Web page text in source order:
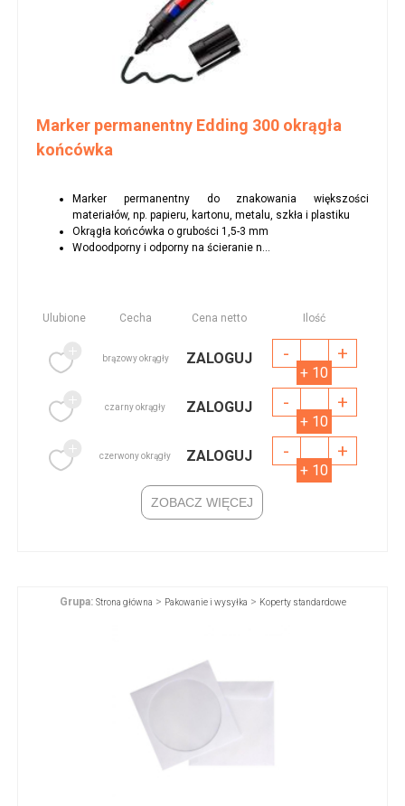
Marker permanentny Edding 300 okrągła
końcówka
Marker permanentny do znakowania większości
materiałów, np. papieru, kartonu, metalu, szkła i plastiku
Okrągła końcówka o grubości 1,5-3 mm
Wodoodporny i odporny na ścieranie n...
Ulubione Cecha Cena netto Ilość
brązowy okrągły ZALOGUJ - +
+ 10
czarny okrągły ZALOGUJ - +
+ 10
czerwony okrągły ZALOGUJ - +
+ 10
ZOBACZ WIĘCEJ
Grupa: Strona główna > Pakowanie i wysyłka > Koperty standardowe